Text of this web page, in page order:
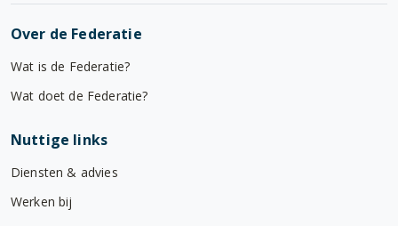
Over de Federatie
Wat is de Federatie?
Wat doet de Federatie?
Nuttige links
Diensten & advies
Werken bij